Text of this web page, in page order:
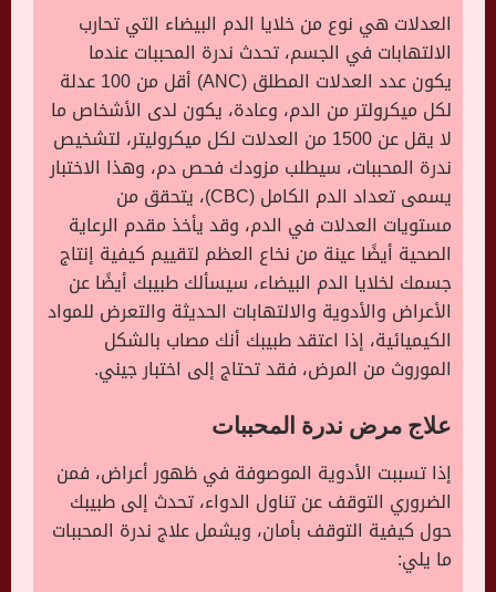
العدلات هي نوع من خلايا الدم البيضاء التي تحارب
الالتهابات في الجسم، تحدث ندرة المحببات عندما
يكون عدد العدلات المطلق (ANC) أقل من 100 عدلة
لكل ميكرولتر من الدم، وعادة، يكون لدى الأشخاص ما
لا يقل عن 1500 من العدلات لكل ميكروليتر، لتشخيص
ندرة المحببات، سيطلب مزودك فحص دم، وهذا الاختبار
يسمى تعداد الدم الكامل (CBC)، يتحقق من
مستويات العدلات في الدم، وقد يأخذ مقدم الرعاية
الصحية أيضًا عينة من نخاع العظم لتقييم كيفية إنتاج
جسمك لخلايا الدم البيضاء، سيسألك طبيبك أيضًا عن
الأعراض والأدوية والالتهابات الحديثة والتعرض للمواد
الكيميائية، إذا اعتقد طبيبك أنك مصاب بالشكل
الموروث من المرض، فقد تحتاج إلى اختبار جيني.
علاج مرض ندرة المحببات
إذا تسببت الأدوية الموصوفة في ظهور أعراض، فمن
الضروري التوقف عن تناول الدواء، تحدث إلى طبيبك
حول كيفية التوقف بأمان، ويشمل علاج ندرة المحببات
ما يلي: